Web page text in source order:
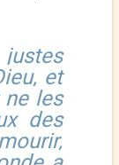
et
les
des